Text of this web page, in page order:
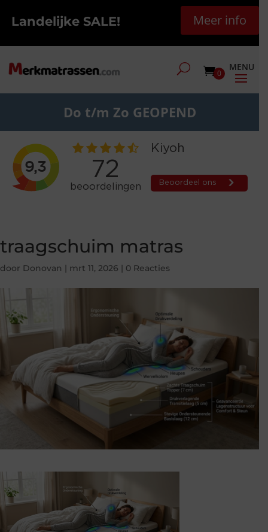
Landelijke SALE! Meer info
0
Do t/m Zo GEOPEND
traagschuim matras
door Donovan | mrt 11, 2026 | 0 Reacties